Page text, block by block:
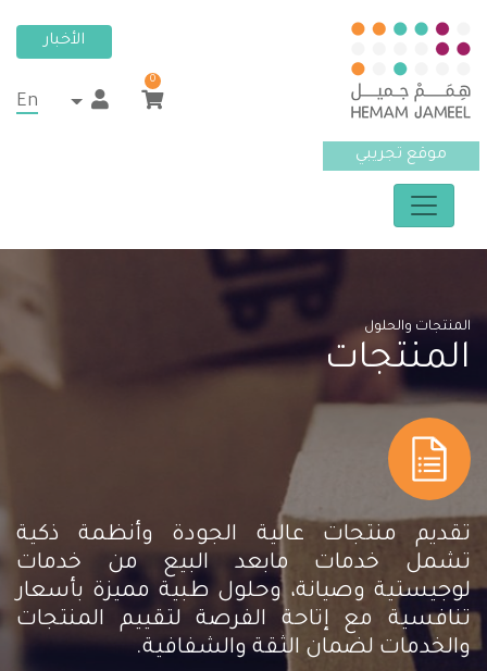
موقع تجريبي
الأخبار
0
En
المنتجات والحلول
المنتجات
تقديم منتجات عالية الجودة وأنظمة ذكية
تشمل خدمات مابعد البيع من خدمات
لوجيستية وصيانة، وحلول طبية مميزة بأسعار
تنافسية مع إتاحة الفرصة لتقييم المنتجات
والخدمات لضمان الثقة والشفافية.